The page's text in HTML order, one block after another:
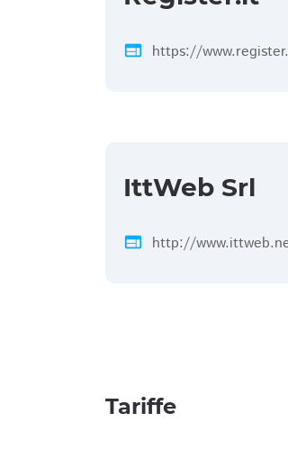
web https://
IttWeb Srl
web http://
Tariffe